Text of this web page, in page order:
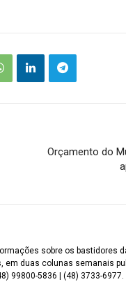
Orçamento do
sobre os bastidores
em duas colunas semanais
99800-5836 | (48) 3733-6977.